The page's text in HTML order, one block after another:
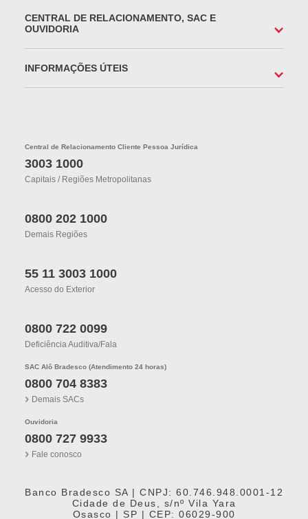
CENTRAL DE RELACIONAMENTO, SAC E
OUVIDORIA
INFORMAÇÕES ÚTEIS
Central de Relacionamento Cliente Pessoa Jurídica
3003 1000
Capitais / Regiões Metropolitanas
0800 202 1000
Demais Regiões
55 11 3003 1000
Acesso do Exterior
0800 722 0099
Deficiência Auditiva/fala
SAC Alô Bradesco (Atendimento 24 horas)
0800 704 8383
Demais SACs
Ouvidoria
0800 727 9933
Fale conosco
Banco Bradesco SA | CNPJ: 60.746.948.0001-12
Cidade de Deus, s/nº Vila Yara
Osasco | SP | CEP: 06029-900